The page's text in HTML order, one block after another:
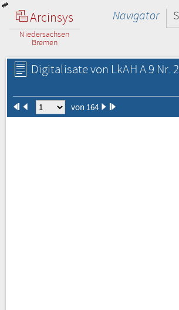
Arcinsys
Niedersachsen
Bremen
Navigator
Digitalisate von LkAH A 9 Nr.
von 164